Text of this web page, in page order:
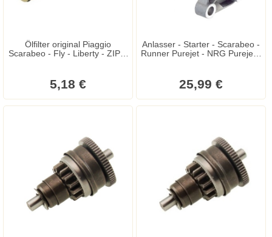
Ölfilter original Piaggio
Scarabeo - Fly - Liberty - ZIP II
5,18 €
Anlasser - Starter - Scarabeo -
Runner Purejet - NRG Purejet -
- LXV - Sprint - S
25,99 €